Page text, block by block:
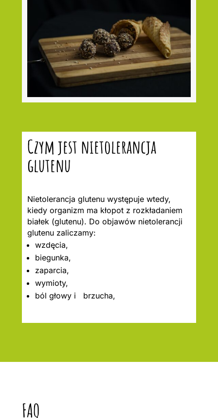
Czym jest nietolerancja
glutenu
Nietolerancja glutenu występuje wtedy,
kiedy organizm ma kłopot z rozkładaniem
białek (glutenu). Do objawów nietolerancji
glutenu zaliczamy:
wzdęcia,
biegunka,
zaparcia,
wymioty,
ból głowy i brzucha,
FAQ